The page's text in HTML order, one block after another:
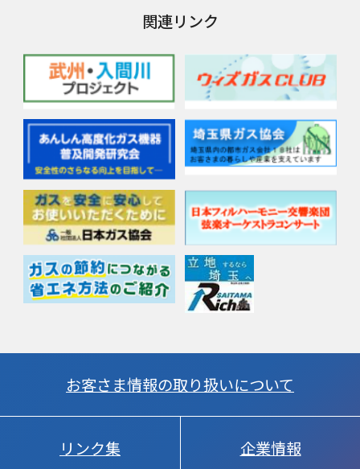
関連リンク
お客さま情報の取り扱いについて
リンク集 企業情報